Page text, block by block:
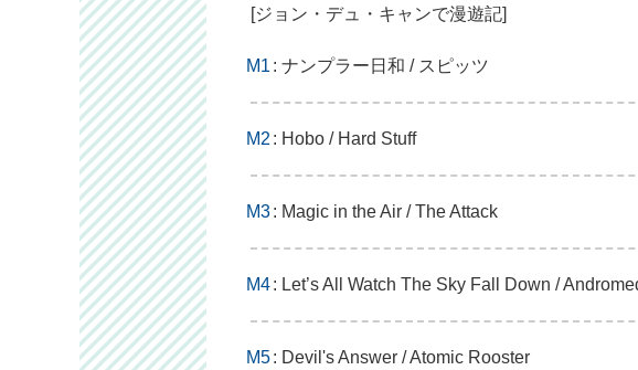
[ジョン・デュ・キャンで漫遊記]
M1 : ナンプラー日和 / スピッツ
M2 : Hobo / Hard Stuff
M3: Magic in the Air / The Attack
M4: Let’s All Watch The Sky Fall Down /
M5: Devil's Answer / Atomic Rooster